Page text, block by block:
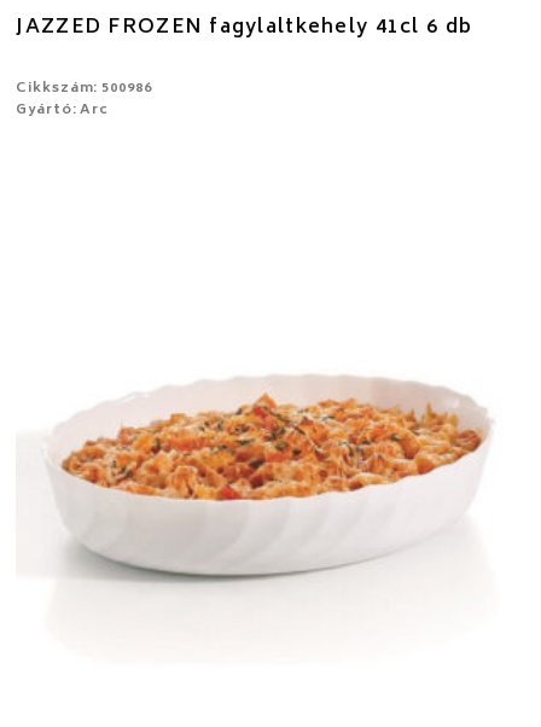
JAZZED FROZEN fagylaltkehely 41cl 6 db
Cikkszám: 500986
Gyártó: Arc